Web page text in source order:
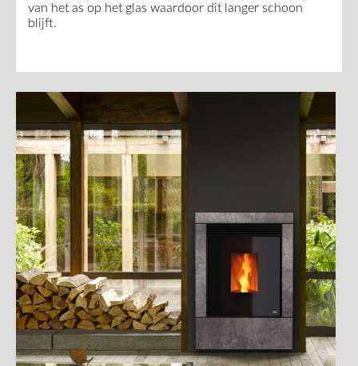
van het as op het glas waardoor dit langer schoon
blijft.